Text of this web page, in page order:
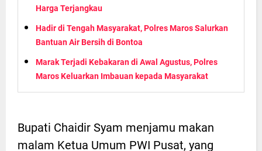
Harga Terjangkau
Hadir di Tengah Masyarakat, Polres Maros Salurkan
Bantuan Air Bersih di Bontoa
Marak Terjadi Kebakaran di Awal Agustus, Polres
Maros Keluarkan Imbauan kepada Masyarakat
Bupati Chaidir Syam menjamu makan
malam Ketua Umum PWI Pusat, yang